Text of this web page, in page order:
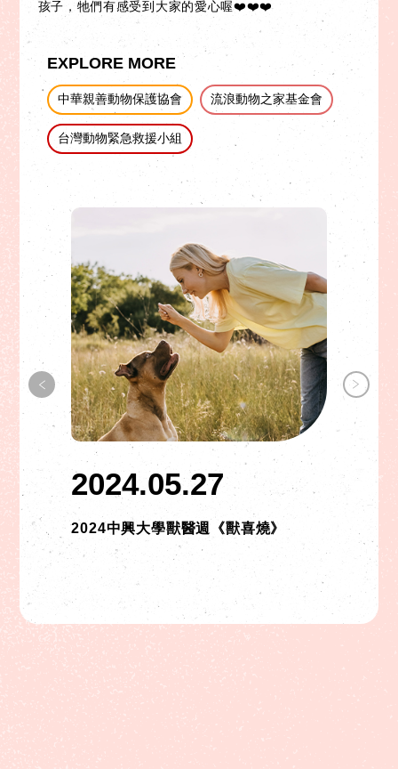
孩子，牠們有感受到大家的愛心喔❤️❤️❤️
EXPLORE MORE
中華親善動物保護協會 流浪動物之家基金會
台灣動物緊急救援小組
2024.05.27
2024中興大學獸醫週《獸喜燒》